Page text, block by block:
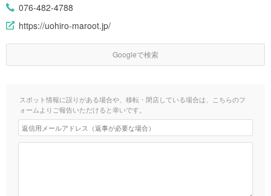
076-482-4788
https://uohiro-maroot.jp/
Googleで検索
スポット情報に誤りがある場合や、移転・閉店している場合は、こちらのフ
ォームよりご報告いただけると幸いです。